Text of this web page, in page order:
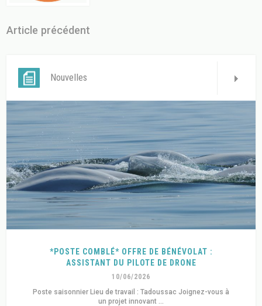
Article précédent
Nouvelles
*POSTE COMBLÉ* OFFRE DE BÉNÉVOLAT :
ASSISTANT DU PILOTE DE DRONE
10/06/2026
Poste saisonnier Lieu de travail : Tadoussac Joignez-vous à
un projet innovant ...